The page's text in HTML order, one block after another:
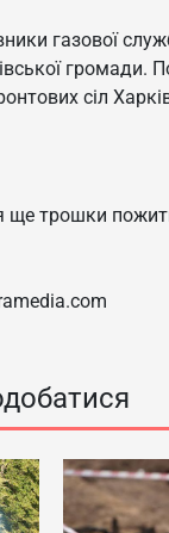
газової
сіл
ще трошки